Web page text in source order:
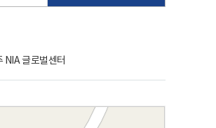
NIA 글로벌센터